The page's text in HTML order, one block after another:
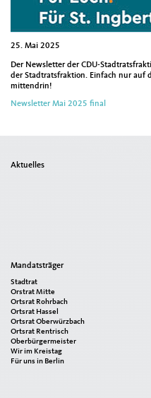
25. Mai 2025
Der Newsletter der CDU-
der Stadtratsfraktion. Einfach nur auf
mittendrin!
Newsletter Mai 2025 final
Seitenübersicht
Aktuelles
Mandatsträger
Stadtrat
Orstrat Mitte
Ortsrat Rohrbach
Ortsrat Hassel
Ortsrat Oberwürzbach
Ortsrat Rentrisch
Oberbürgermeister
Wir im Kreistag
Für uns in Berlin